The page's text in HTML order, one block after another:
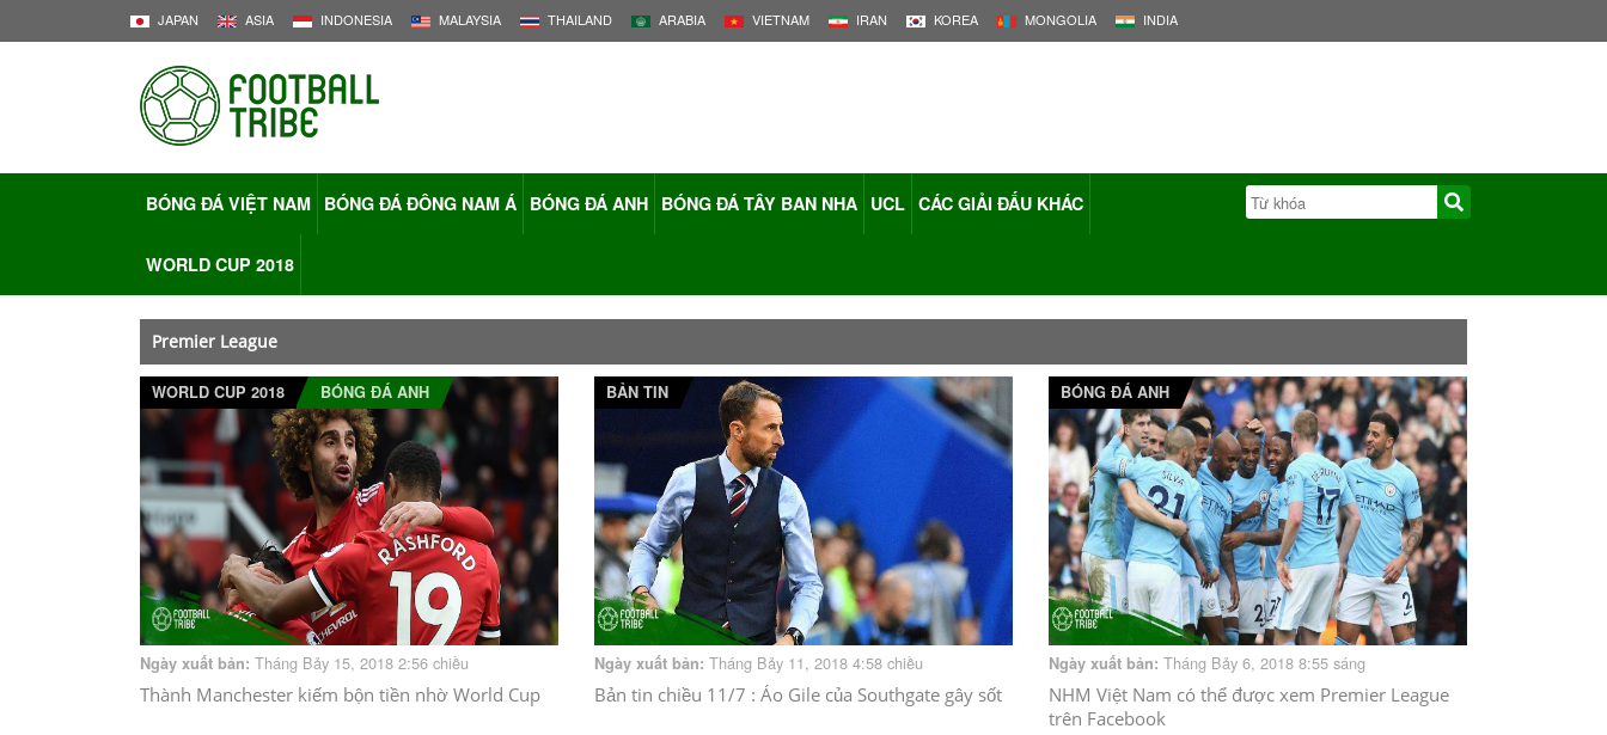
JAPAN ASIA INDONESIA MALAYSIA THAILAND ARABIA VIETNAM IRAN KOREA MONGOLIA INDIA
BÓNG ĐÁ VIỆT NAM BÓNG ĐÁ ĐÔNG NAM Á BÓNG ĐÁ ANH BÓNG ĐÁ TÂY BAN NHA UCL CÁC GIẢI ĐẤU KHÁC
WORLD CUP 2018
Premier League
WORLD CUP 2018 BÓNG ĐÁ ANH
Ngày xuất bản: Tháng Bảy 15, 2018 2:56 chiều
Thành Manchester kiếm bộn tiền nhờ World Cup
BẢN TIN
Ngày xuất bản: Tháng Bảy 11, 2018 4:58 chiều
Bản tin chiều 11/7 : Áo Gile của Southgate gây sốt
BÓNG ĐÁ ANH
Ngày xuất bản: Tháng Bảy 6, 2018 8:55 sáng
NHM Việt Nam có thể được xem Premier League
trên Facebook